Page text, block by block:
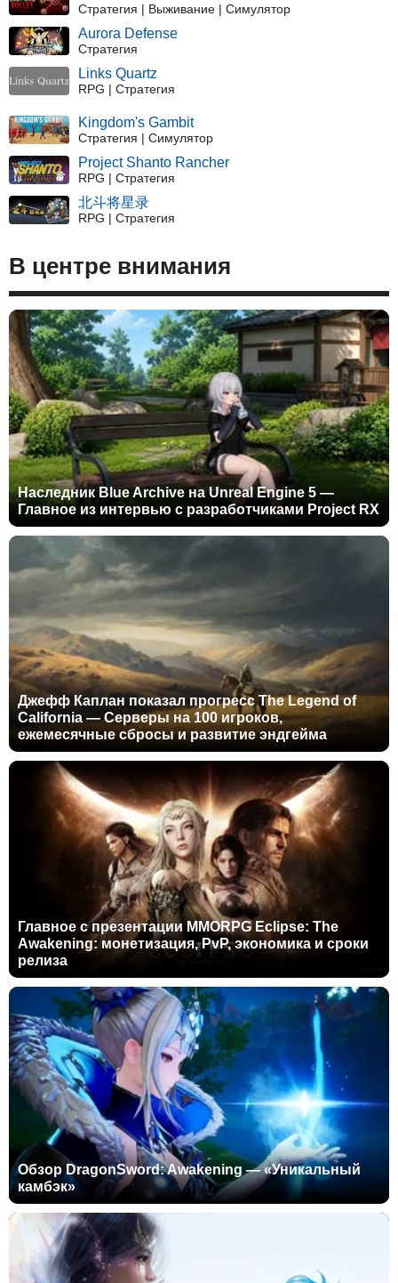
Стратегия | Выживание | Симулятор
Aurora Defense
Стратегия
Links Quartz
RPG | Стратегия
Kingdom's Gambit
Стратегия | Симулятор
Project Shanto Rancher
RPG | Стратегия
北斗将星录
RPG | Стратегия
В центре внимания
Наследник Blue Archive на Unreal Engine 5 —
Главное из интервью с разработчиками Project RX
Джефф Каплан показал прогресс The Legend of
California — Серверы на 100 игроков,
ежемесячные сбросы и развитие эндгейма
Главное с презентации MMORPG Eclipse: The
Awakening: монетизация, PvP, экономика и сроки
релиза
Обзор DragonSword: Awakening — «Уникальный
камбэк»